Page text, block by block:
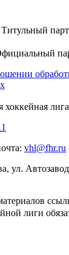
Титульный
vhl@fhr.ru
ул.
лиги